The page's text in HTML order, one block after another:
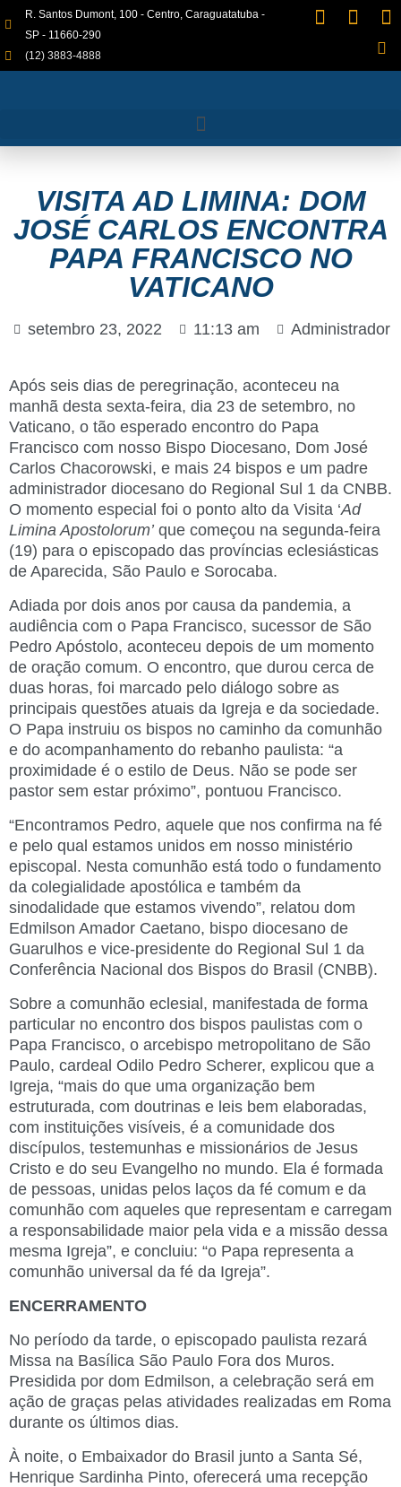
R. Santos Dumont, 100 - Centro, Caraguatatuba -
SP - 11660-290
(12) 3883-4888
VISITA AD LIMINA: DOM
JOSÉ CARLOS ENCONTRA
PAPA FRANCISCO NO
VATICANO
setembro 23, 2022 11:13 am Administrador
Após seis dias de peregrinação, aconteceu na
manhã desta sexta-feira, dia 23 de setembro, no
Vaticano, o tão esperado encontro do Papa
Francisco com nosso Bispo Diocesano, Dom José
Carlos Chacorowski, e mais 24 bispos e um padre
administrador diocesano do Regional Sul 1 da CNBB.
O momento especial foi o ponto alto da Visita ‘Ad
Limina Apostolorum’que começou na segunda-feira
(19) para o episcopado das províncias eclesiásticas
de Aparecida, São Paulo e Sorocaba.
Adiada por dois anos por causa da pandemia, a
audiência com o Papa Francisco, sucessor de São
Pedro Apóstolo, aconteceu depois de um momento
de oração comum. O encontro, que durou cerca de
duas horas, foi marcado pelo diálogo sobre as
principais questões atuais da Igreja e da sociedade.
O Papa instruiu os bispos no caminho da comunhão
e do acompanhamento do rebanho paulista: “a
proximidade é o estilo de Deus. Não se pode ser
pastor sem estar próximo”, pontuou Francisco.
“Encontramos Pedro, aquele que nos confirma na fé
e pelo qual estamos unidos em nosso ministério
episcopal. Nesta comunhão está todo o fundamento
da colegialidade apostólica e também da
sinodalidade que estamos vivendo”, relatou dom
Edmilson Amador Caetano, bispo diocesano de
Guarulhos e vice-presidente do Regional Sul 1 da
Conferência Nacional dos Bispos do Brasil (CNBB).
Sobre a comunhão eclesial, manifestada de forma
particular no encontro dos bispos paulistas com o
Papa Francisco, o arcebispo metropolitano de São
Paulo, cardeal Odilo Pedro Scherer, explicou que a
Igreja, “mais do que uma organização bem
estruturada, com doutrinas e leis bem elaboradas,
com instituições visíveis, é a comunidade dos
discípulos, testemunhas e missionários de Jesus
Cristo e do seu Evangelho no mundo. Ela é formada
de pessoas, unidas pelos laços da fé comum e da
comunhão com aqueles que representam e carregam
a responsabilidade maior pela vida e a missão dessa
mesma Igreja”, e concluiu: “o Papa representa a
comunhão universal da fé da Igreja”.
ENCERRAMENTO
No período da tarde, o episcopado paulista rezará
Missa na Basílica São Paulo Fora dos Muros.
Presidida por dom Edmilson, a celebração será em
ação de graças pelas atividades realizadas em Roma
durante os últimos dias.
À noite, o Embaixador do Brasil junto a Santa Sé,
Henrique Sardinha Pinto, oferecerá uma recepção